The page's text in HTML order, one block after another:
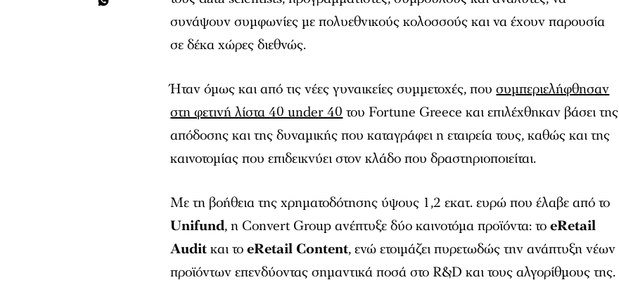
συνάψουν συμφωνίες με πολυεθνικούς κολοσσούς και να έχουν παρουσία
σε δέκα χώρες διεθνώς.
Ήταν όμως και από τις νέες γυναικείες συμμετοχές, πουσυμπεριελήφθησαν
στη φετινή λίστα 40 under 40 του Fortune Greece και επιλέχθηκαν βάσει της
απόδοσης και της δυναμικής που καταγράφει η εταιρεία τους, καθώς και της
καινοτομίας που επιδεικνύει στον κλάδο που δραστηριοποιείται.
Με τη βοήθεια της χρηματοδότησης ύψους 1,2 εκατ. ευρώ που έλαβε από το
Unifund, η Convert Group ανέπτυξε δύο καινοτόμα προϊόντα: τοeRetail
Auditκαι τοeRetail Content, ενώ ετοιμάζει πυρετωδώς την ανάπτυξη νέων
προϊόντων επενδύοντας σημαντικά ποσά στο R&D και τους αλγορίθμους της.